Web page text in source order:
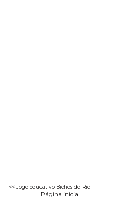
<< Jogo educativo Bichos do Rio
Página inicial